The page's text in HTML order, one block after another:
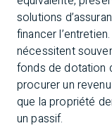
solutions
financer
nécessitent
fonds de dotation
procurer un
que la propriété
un passif.